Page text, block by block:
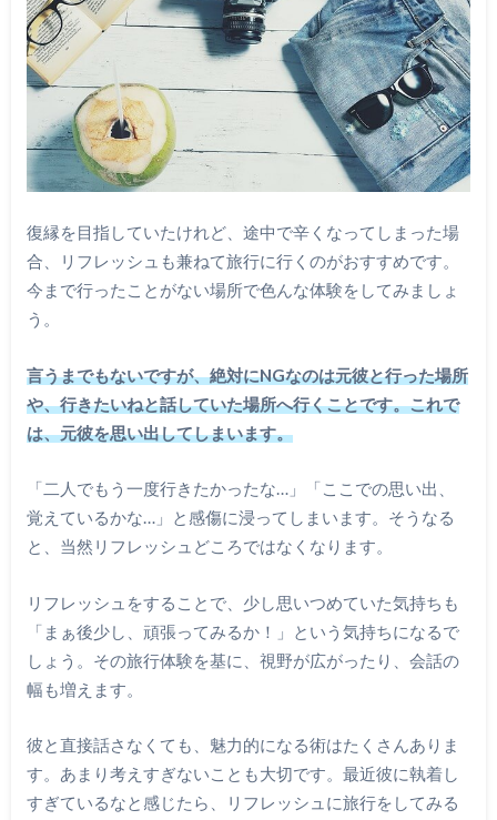
復縁を目指していたけれど、途中で辛くなってしまった場
合、リフレッシュも兼ねて旅行に行くのがおすすめです。
今まで行ったことがない場所で色んな体験をしてみましょ
う。
言うまでもないですが、絶対にNGなのは元彼と行った場所
や、行きたいねと話していた場所へ行くことです。これで
は、元彼を思い出してしまいます。
「二人でもう一度行きたかったな…」「ここでの思い出、
覚えているかな…」と感傷に浸ってしまいます。そうなる
と、当然リフレッシュどころではなくなります。
リフレッシュをすることで、少し思いつめていた気持ちも
「まぁ後少し、頑張ってみるか！」という気持ちになるで
しょう。その旅行体験を基に、視野が広がったり、会話の
幅も増えます。
彼と直接話さなくても、魅力的になる術はたくさんありま
す。あまり考えすぎないことも大切です。最近彼に執着し
すぎているなと感じたら、リフレッシュに旅行をしてみる